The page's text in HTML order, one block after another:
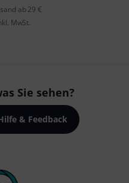
ab 29 €
MwSt.
Sie sehen?
& Feedback